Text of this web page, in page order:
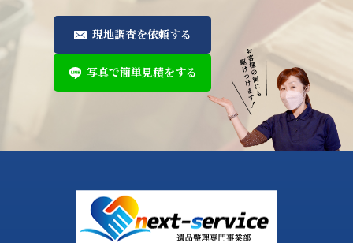
現地調査を依頼する
写真で簡単見積をする